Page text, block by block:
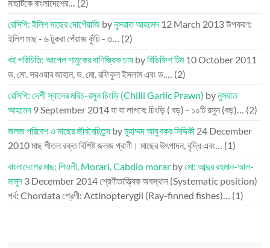
মাছটিকে বাংলাদেশের… (2)
রেসিপি: ইলিশ মাছের দোপেঁয়াজি byনুসরাত আহমেদ 12 March 2013উপকরণ:
ইলিশ মাছ - ৬ টুকরা পেঁয়াজ কুঁচি - ৩… (2)
বই পরিচিতি: আপেল শামুকের বাণিজ্যিক চাষbyবিডিফিশ টিম 10 October 2011
ড. মো. সরওয়ার জাহান, ড. মো. রফিকুল ইসলাম এবং ড.… (2)
রেসিপি: দেশী স্বাদের মরিচ-রসুন চিংড়ি (Chilli Garlic Prawn) byনুসরাত
আহমেদ 9 September 2014যা যা লাগবে: চিংড়ি ( বড়) - ১০টি রসুন (বড়)… (2)
জলজ পরিবেশ ও মাছের জীববৈচিত্র্য byমুহাম্মদ আবু বকর সিদ্দিকী 24 December
2010মাছ শীতল রক্ত বিশিষ্ট জলজ প্রাণী। মাছের উৎপাদন, বৃদ্ধি এবং… (1)
বাংলাদেশের মাছ: পিওলী, Morari, Cabdio morar byমো: আব্দুর রহমান-আল-
মামুন3 December 2014শ্রেণীতাত্ত্বিক অবস্থান (Systematic position)
পর্ব: Chordata শ্রেণী: Actinopterygii (Ray-finned fishes)… (1)